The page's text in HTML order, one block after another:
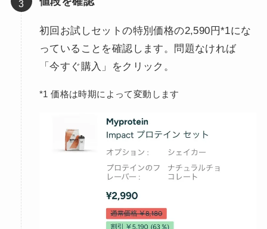
初回お試しセットの特別価格の2,590円*1にな
っていることを確認します。問題なければ
「今すぐ購入」をクリック。
*1 価格は時期によって変動します